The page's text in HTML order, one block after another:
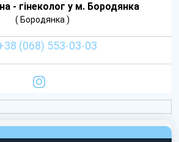
- гінеколог у м. Бородянка
( Бородянка )
(068) 553-03-03